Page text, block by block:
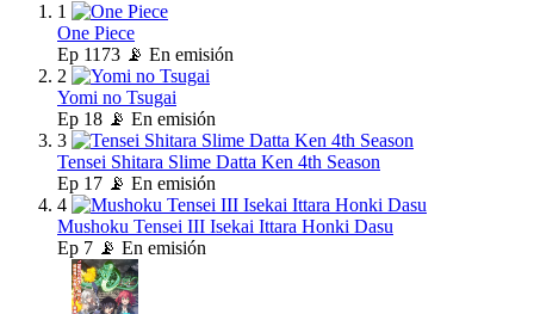
1
One Piece
Ep 1173 📡 En emisión
2
Yomi no Tsugai
Ep 18 📡 En emisión
3
Tensei Shitara Slime Datta Ken 4th Season
Ep 17 📡 En emisión
4
Mushoku Tensei III Isekai Ittara Honki Dasu
Ep 7 📡 En emisión